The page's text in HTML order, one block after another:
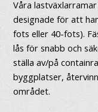
Våra
designade för att
fots eller 40-fots).
lås för snabb och
ställa av/på
byggplatser,
området.